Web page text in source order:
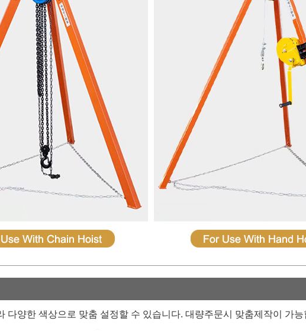
다양한 색상으로 맞춤 설정할 수 있습니다. 대량주문시 맞춤제작이 가능